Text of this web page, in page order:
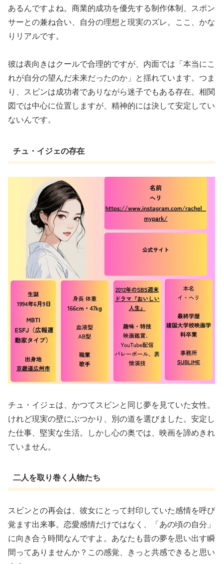
あるんですよね。商業的成功を優先する制作体制、スポン
サーとの兼ね合い、自分の理想と現実のズレ。ここ、かな
りリアルです。
彼は表向きはクールで合理的ですが、内面では「本当にこ
れが自分の望んだ未来だったのか」と揺れています。つま
り、スビンは成功者でありながら迷子でもある存在。相関
図では中心に位置しますが、精神的には決して安定してい
ないんです。
チュ・イジェの存在
チュ・イジェは、かつてスビンと同じ夢を見ていた女性。
けれど現実の壁にぶつかり、別の道を選びました。安定し
た仕事、堅実な生活。しかし心の奥では、映画を諦めきれ
ていません。
二人を取り巻く人物たち
スビンとの再会は、彼女にとって封印していた感情を呼び
覚ます出来事。恋愛感情だけではなく、「あの頃の自分」
に向き合う時間なんですよ。あなたも昔の夢を思い出す瞬
間ってありませんか？この感覚、きっと共感できると思い